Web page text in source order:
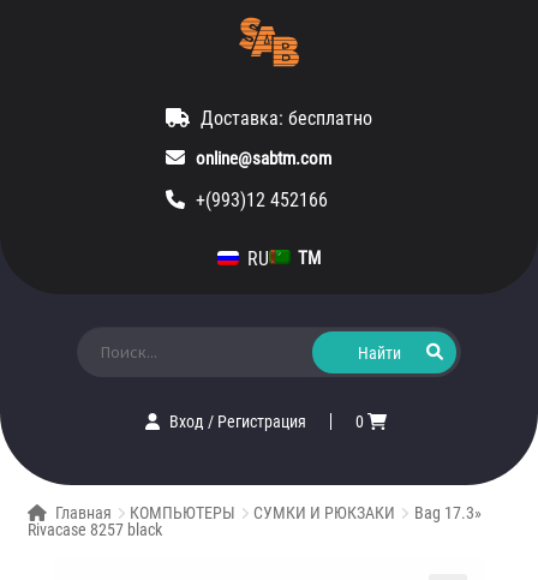
Доставка: бесплатно
online@sabtm.com
+(993)12 452166
RU TM
Вход/ Регистрация 0
Главная КОМПЬЮТЕРЫ СУМКИ И РЮКЗАКИ
Bag 17.3»
Rivacase 8257 black